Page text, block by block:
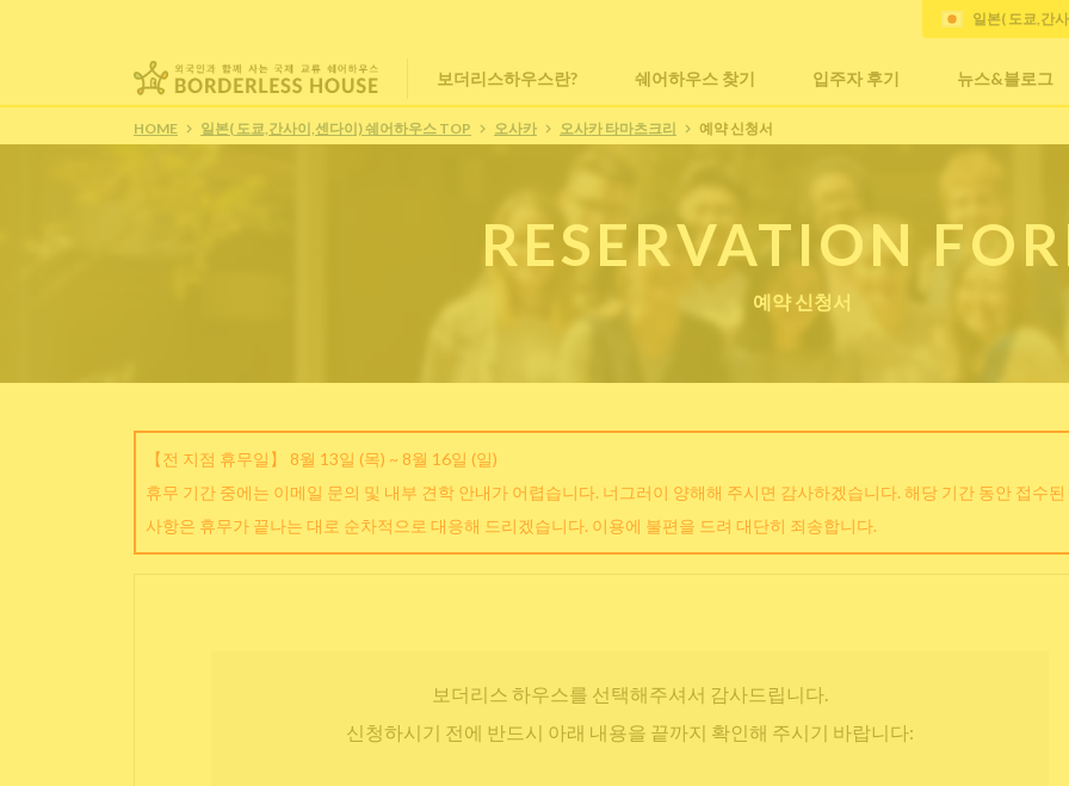
보더리스하우스란? 쉐어하우스 찾기 입주자 후기 뉴스&블로그
일본( 도쿄,간
HOME 일본( 도쿄,간사이,센다이) 쉐어하우스 TOP 오사카 오사카 타마츠크리 예약 신청서
RESERVATION
예약 신청서
【전 지점 휴무일】 8월 13일 (목) ~ 8월 16일 (일)
휴무 기간 중에는 이메일 문의 및 내부 견학 안내가 어렵습니다. 너그러이 양해해 주시면 감사하겠습니다. 해당 기간 동안 접수
사항은 휴무가 끝나는 대로 순차적으로 대응해 드리겠습니다. 이용에 불편을 드려 대단히 죄송합니다.
보더리스 하우스를 선택해주셔서 감사드립니다.
신청하시기 전에 반드시 아래 내용을 끝까지 확인해 주시기 바랍니다: